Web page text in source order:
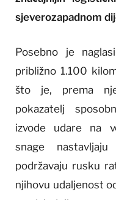
sjeverozapadnom
Posebno je
približno 1.100
što je, prema
pokazatelj
izvode udare na
snage
podržavaju rusku
njihovu udaljenost